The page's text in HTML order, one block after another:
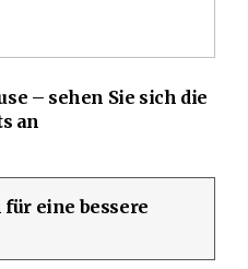
– sehen Sie sich die
an
für eine bessere